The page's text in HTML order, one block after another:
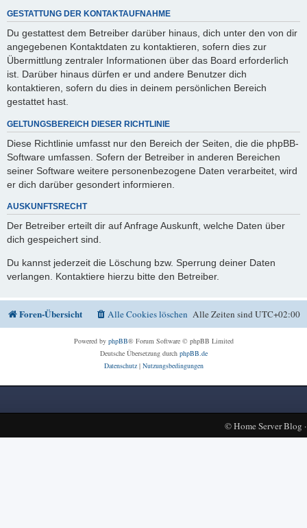
GESTATTUNG DER KONTAKTAUFNAHME
Du gestattest dem Betreiber darüber hinaus, dich unter den von dir
angegebenen Kontaktdaten zu kontaktieren, sofern dies zur
Übermittlung zentraler Informationen über das Board erforderlich
ist. Darüber hinaus dürfen er und andere Benutzer dich
kontaktieren, sofern du dies in deinem persönlichen Bereich
gestattet hast.
GELTUNGSBEREICH DIESER RICHTLINIE
Diese Richtlinie umfasst nur den Bereich der Seiten, die die phpBB-
Software umfassen. Sofern der Betreiber in anderen Bereichen
seiner Software weitere personenbezogene Daten verarbeitet, wird
er dich darüber gesondert informieren.
AUSKUNFTSRECHT
Der Betreiber erteilt dir auf Anfrage Auskunft, welche Daten über
dich gespeichert sind.
Du kannst jederzeit die Löschung bzw. Sperrung deiner Daten
verlangen. Kontaktiere hierzu bitte den Betreiber.
Foren-Übersicht Alle Zeiten sindUTC+02:00
Alle Cookies löschen
Powered by phpBB® Forum Software © phpBB Limited
Deutsche Übersetzung durch phpBB.de
Datenschutz| Nutzungsbedingungen
©Home Server Blog